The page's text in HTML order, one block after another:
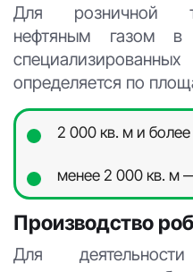
Для розничной
нефтяным газом
определяется по
2 000 кв. м и
менее 2 000 кв. м
Производство
Для